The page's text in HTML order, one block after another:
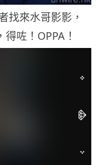
找來水哥影影，
咗！OPPA！